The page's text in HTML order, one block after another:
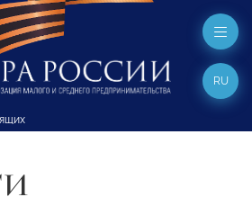
RU